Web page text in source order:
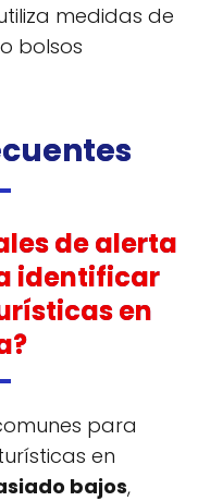
medidas de
bolsos
de alerta
identificar
en
para
en
bajos,